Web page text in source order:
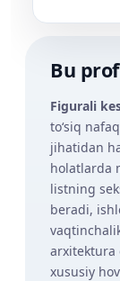
Bu
Figurali
to‘siq
jihatidan
holatlarda
listning
beradi,
arxitektura
xususiy